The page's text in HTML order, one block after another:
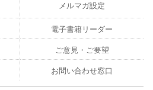
メルマガ設定
電子書籍リーダー
ご意見・ご要望
お問い合わせ窓口